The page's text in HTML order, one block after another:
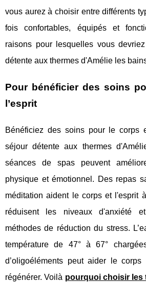
vous aurez à choisir entre différents
fois confortables, équipés et
raisons pour lesquelles vous
détente aux thermes d'Amélie les
Pour bénéficier des soins
l’esprit
Bénéficiez des soins pour le corps
séjour détente aux thermes
séances de spas peuvent
physique et émotionnel. Des repas
méditation aident le corps et l'esprit
réduisent les niveaux d'anxiété
méthodes de réduction du stress.
température de 47° à 67°
d’oligoéléments peut aider le
régénérer. Voilà pourquoi choisir les